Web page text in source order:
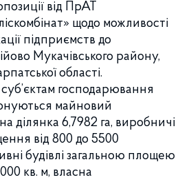
від ПрАТ
щодо можливості
підприємств до
Мукачівського району,
області.
господарювання
майновий
ділянка 6,7982 га, виробничі
від 800 до 5500
будівлі загальною площею
кв. м, власна